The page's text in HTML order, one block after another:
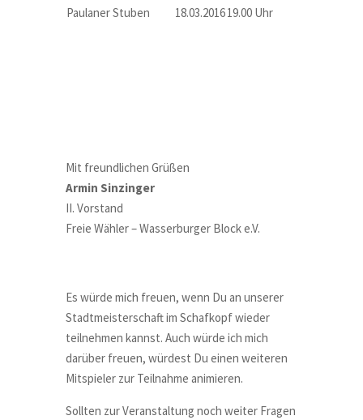
Paulaner Stuben
18.03.201619.00 Uhr
Mit freundlichen Grüßen
Armin Sinzinger
II. Vorstand
Freie Wähler – Wasserburger Block e.V.
Es würde mich freuen, wenn Du an unserer
Stadtmeisterschaft im Schafkopf wieder
teilnehmen kannst. Auch würde ich mich
darüber freuen, würdest Du einen weiteren
Mitspieler zur Teilnahme animieren.
Sollten zur Veranstaltung noch weiter Fragen